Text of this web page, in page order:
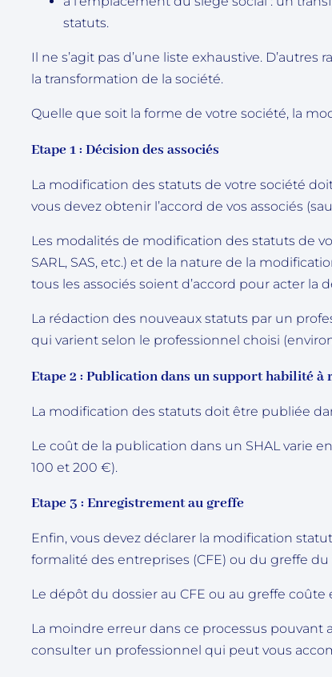
statuts.
Il ne s’agit pas d’une liste exhaustive.
la transformation de la société.
Quelle que soit la forme de votre société, la
Etape 1 : Décision des associés
La modification des statuts de votre société
vous devez obtenir l’accord de vos associés
Les modalités de modification des statuts de
SARL, SAS, etc.) et de la nature de la
tous les associés soient d’accord pour acter la
La rédaction des nouveaux statuts par un
qui varient selon le professionnel choisi
Etape 2 : Publication dans un support habilité à
La modification des statuts doit être publiée
Le coût de la publication dans un SHAL varie
100 et 200 €).
Etape 3 : Enregistrement au greffe
Enfin, vous devez déclarer la modification
formalité des entreprises (CFE) ou du greffe
Le dépôt du dossier au CFE ou au greffe coûte
La moindre erreur dans ce processus
consulter un professionnel qui peut vous